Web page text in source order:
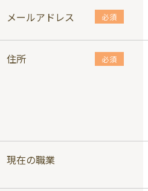
メールアドレス 必須
住所 必須
現在の職業